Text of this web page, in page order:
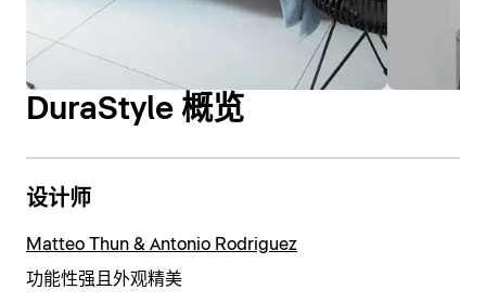
DuraStyle 概览
设计师
Matteo Thun & Antonio Rodriguez
功能性强且外观精美